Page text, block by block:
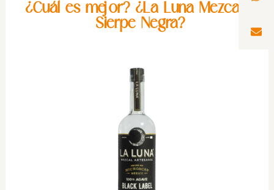
¿Cuál es mejor? ¿La Luna Mezcal o
Sierpe Negra?